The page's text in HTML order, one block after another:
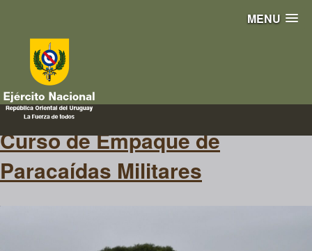
MENU
Empaque
Curso de Empaque de
Paracaídas Militares